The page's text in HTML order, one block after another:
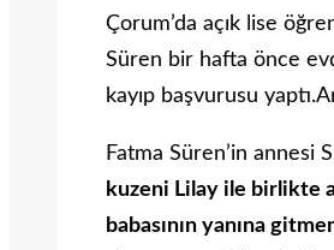
Çorum’da açık lise
Süren bir hafta önce
kayıp başvurusu
Fatma Süren’in annesi
kuzeni Lilay ile birlikte
babasının yanına